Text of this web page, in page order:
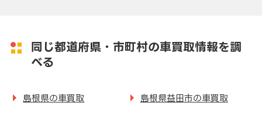
同じ都道府県・市町村の車買取情報を調
べる
島根県の車買取 島根県益田市の車買取